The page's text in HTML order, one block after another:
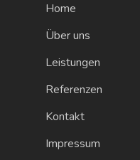
Home
Über uns
Leistungen
Referenzen
Kontakt
Impressum